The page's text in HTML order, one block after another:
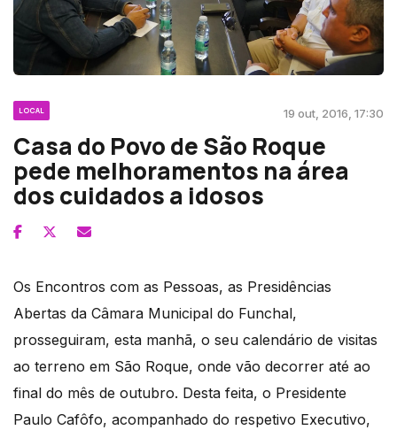
LOCAL 19 out, 2016, 17:30
Casa do Povo de São Roque
pede melhoramentos na área
dos cuidados a idosos
Os Encontros com as Pessoas, as Presidências
Abertas da Câmara Municipal do Funchal,
prosseguiram, esta manhã, o seu calendário de visitas
ao terreno em São Roque, onde vão decorrer até ao
final do mês de outubro. Desta feita, o Presidente
Paulo Cafôfo, acompanhado do respetivo Executivo,